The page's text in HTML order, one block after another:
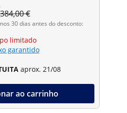
384,00 €
30 dias antes do desconto:
limitado
garantido
aprox. 21/08
ao carrinho